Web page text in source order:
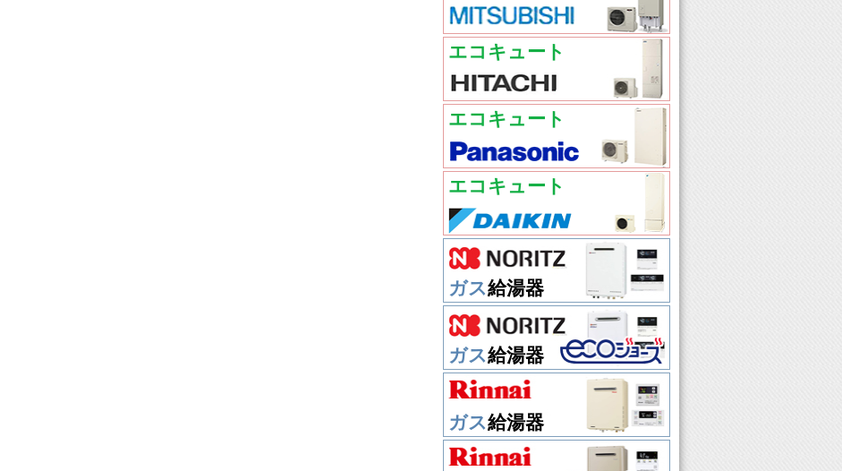
エコキュート
エコキュート
エコキュート
ガス給湯器
ガス給湯器
ガス給湯器